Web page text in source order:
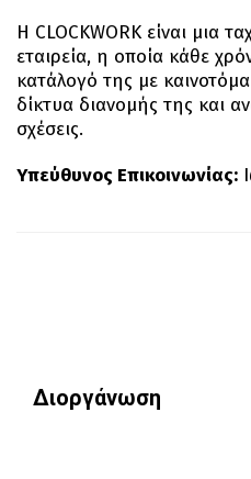
Η CLOCKWORK είναι μια
εταιρεία, η οποία κάθε
κατάλογό της με
δίκτυα διανομής της και
σχέσεις.
Yπεύθυνος Επικοινωνίας:
Διοργάνωση